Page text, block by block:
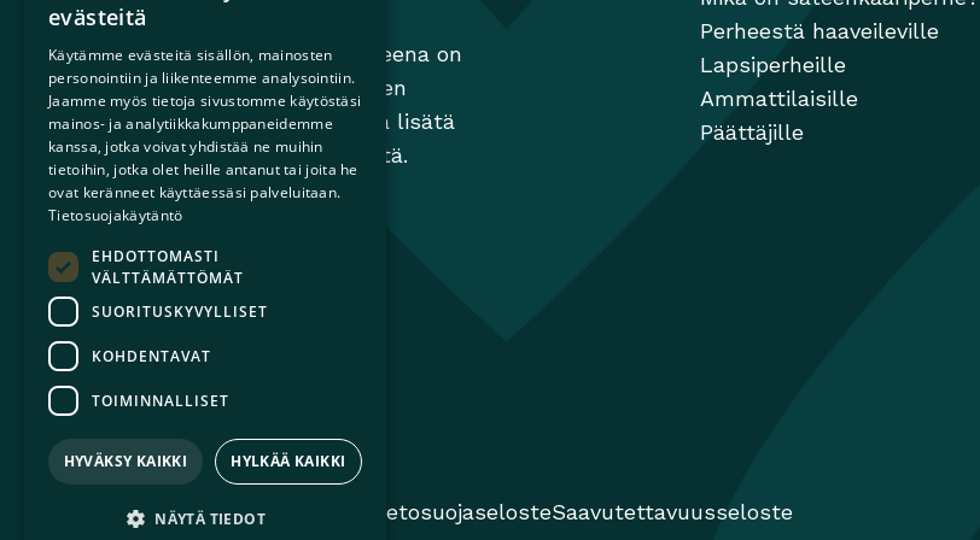
Sateenkaariperheet
Sateenkaariperheet ry:n tavoitteena on
edistää perheiden moninaisuuden
huomioimista yhteiskunnassa ja lisätä
tietoisuutta sateenkaariperheistä.
Perheestä haaveileville
Lapsiperheille
Ammattilaisille
Päättäjille
© 2026 Sateenkaariperheet ry TietosuojaselosteSaavutettavuusseloste
evästeitä
Käytämme evästeitä sisällön, mainosten
personointiin ja liikenteemme analysointiin.
Jaamme myös tietoja sivustomme käytöstäsi
mainos- ja analytiikkakumppaneidemme
kanssa, jotka voivat yhdistää ne muihin
tietoihin, jotka olet heille antanut tai joita he
ovat keränneet käyttäessäsi palveluitaan.
Tietosuojakäytäntö
EHDOTTOMASTI
VÄLTTÄMÄTTÖMÄT
SUORITUSKYVYLLISET
KOHDENTAVAT
TOIMINNALLISET
HYVÄKSY KAIKKI HYLKÄÄ KAIKKI
NÄYTÄ TIEDOT